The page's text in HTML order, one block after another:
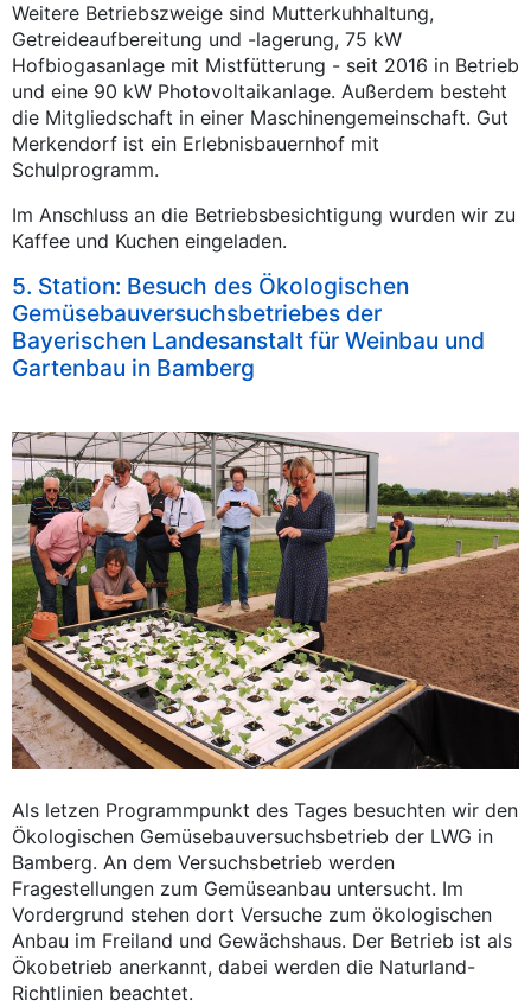
Weitere Betriebszweige sind Mutterkuhhaltung,
Getreideaufbereitung und -lagerung, 75 kW
Hofbiogasanlage mit Mistfütterung - seit 2016 in Betrieb
und eine 90 kW Photovoltaikanlage. Außerdem besteht
die Mitgliedschaft in einer Maschinengemeinschaft. Gut
Merkendorf ist ein Erlebnisbauernhof mit
Schulprogramm.
Im Anschluss an die Betriebsbesichtigung wurden wir zu
Kaffee und Kuchen eingeladen.
5. Station: Besuch des Ökologischen
Gemüsebauversuchsbetriebes der
Bayerischen Landesanstalt für Weinbau und
Gartenbau in Bamberg
Als letzen Programmpunkt des Tages besuchten wir den
Ökologischen Gemüsebauversuchsbetrieb der LWG in
Bamberg. An dem Versuchsbetrieb werden
Fragestellungen zum Gemüseanbau untersucht. Im
Vordergrund stehen dort Versuche zum ökologischen
Anbau im Freiland und Gewächshaus. Der Betrieb ist als
Ökobetrieb anerkannt, dabei werden die Naturland-
Richtlinien beachtet.